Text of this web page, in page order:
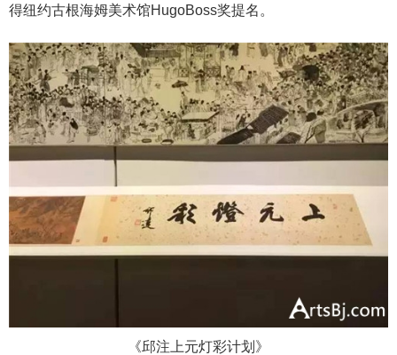
得纽约古根海姆美术馆HugoBoss奖提名。
《邱注上元灯彩计划》